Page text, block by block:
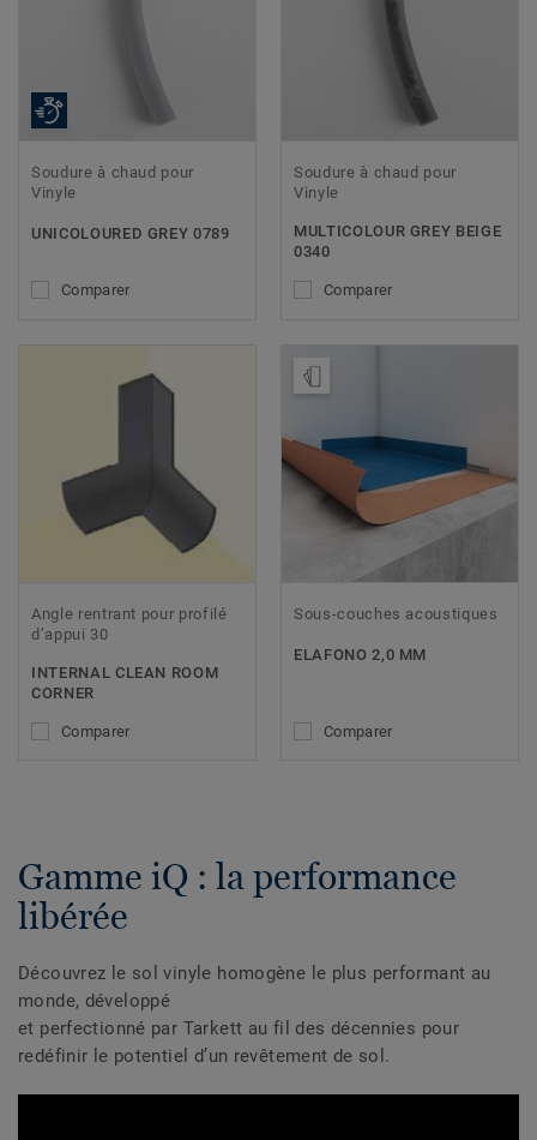
Soudure à chaud pour
Vinyle
UNICOLOURED GREY 0789
Comparer
Soudure à chaud pour
Vinyle
MULTICOLOUR GREY BEIGE
0340
Comparer
Angle rentrant pour profilé
d’appui 30
INTERNAL CLEAN ROOM
CORNER
Comparer
Sous-couches acoustiques
ELAFONO 2,0 MM
Comparer
Gamme iQ : la performance
libérée
Découvrez le sol vinyle homogène le plus performant au
monde, développé
et perfectionné par Tarkett au fil des décennies pour
redéfinir le potentiel d’un revêtement de sol.